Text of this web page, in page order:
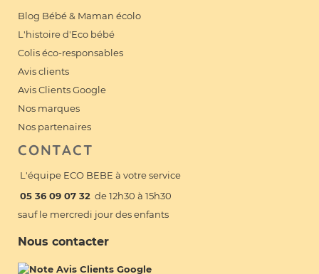
Blog Bébé & Maman écolo
L'histoire d'Eco bébé
Colis éco-responsables
Avis clients
Avis Clients Google
Nos marques
Nos partenaires
CONTACT
L'équipe ECO BEBE à votre service
05 36 09 07 32 de 12h30 à 15h30
sauf le mercredi jour des enfants
Nous contacter